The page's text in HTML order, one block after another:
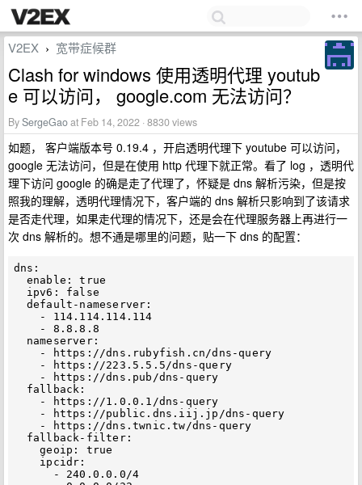
V2EX › 宽带症候群
Clash for windows 使用透明代理 youtub
e 可以访问， google.com 无法访问？
BySergeGaoat Feb 14, 2022 · 8830 views
如题， 客户端版本号 0.19.4 ，开启透明代理下 youtube 可以访问，
google 无法访问，但是在使用 http 代理下就正常。看了 log ，透明代
理下访问 google 的确是走了代理了，怀疑是 dns 解析污染，但是按
照我的理解，透明代理情况下，客户端的 dns 解析只影响到了该请求
是否走代理，如果走代理的情况下，还是会在代理服务器上再进行一
次 dns 解析的。想不通是哪里的问题，贴一下 dns 的配置：
dns:
    geoip: true